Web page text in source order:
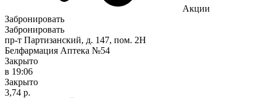
Акции
Забронировать
Забронировать
пр-т Партизанский, д. 147, пом. 2Н
Белфармация Аптека №54
Закрыто
в 19:06
Закрыто
3,74 р.